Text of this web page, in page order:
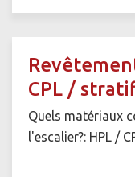
CPL /
Quels matériaux
l'escalier?: HPL /